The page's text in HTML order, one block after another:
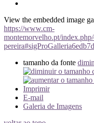
View the embedded image
https://www.cm-
montemorvelho.pt/
tamanho da fonte
Imprimir
E-mail
Galeria de Imagens